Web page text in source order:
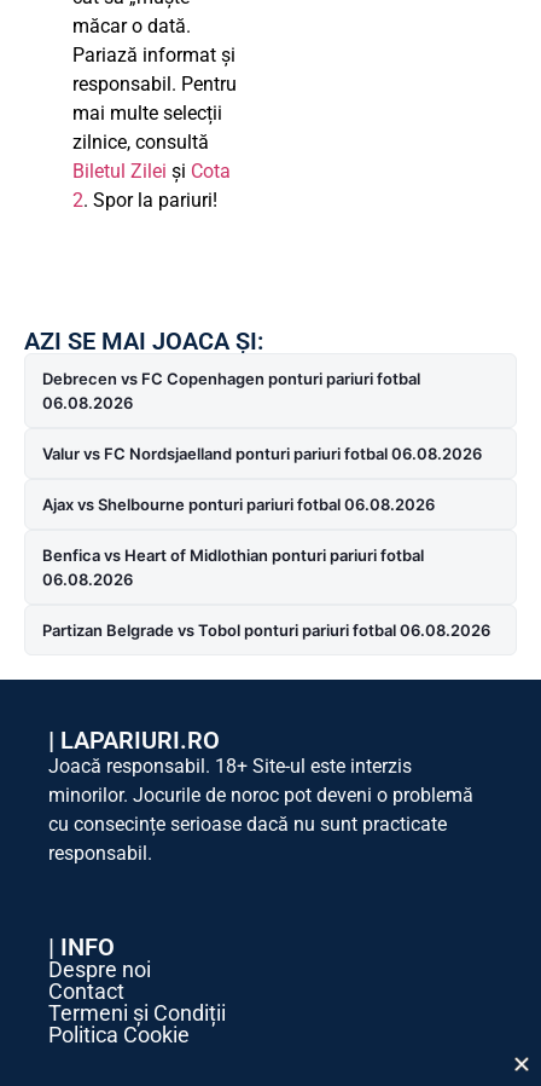
măcar o dată.
Pariază informat și
responsabil. Pentru
mai multe selecții
zilnice, consultă
Biletul Zilei și Cota
2. Spor la pariuri!
AZI SE MAI JOACA ȘI:
Debrecen vs FC Copenhagen ponturi pariuri fotbal
06.08.2026
Valur vs FC Nordsjaelland ponturi pariuri fotbal 06.08.2026
Ajax vs Shelbourne ponturi pariuri fotbal 06.08.2026
Benfica vs Heart of Midlothian ponturi pariuri fotbal
06.08.2026
Partizan Belgrade vs Tobol ponturi pariuri fotbal 06.08.2026
| LAPARIURI.RO
Joacă responsabil. 18+ Site-ul este interzis
minorilor. Jocurile de noroc pot deveni o problemă
cu consecințe serioase dacă nu sunt practicate
responsabil.
| INFO
Despre noi
Contact
Termeni și Condiții
Politica Cookie